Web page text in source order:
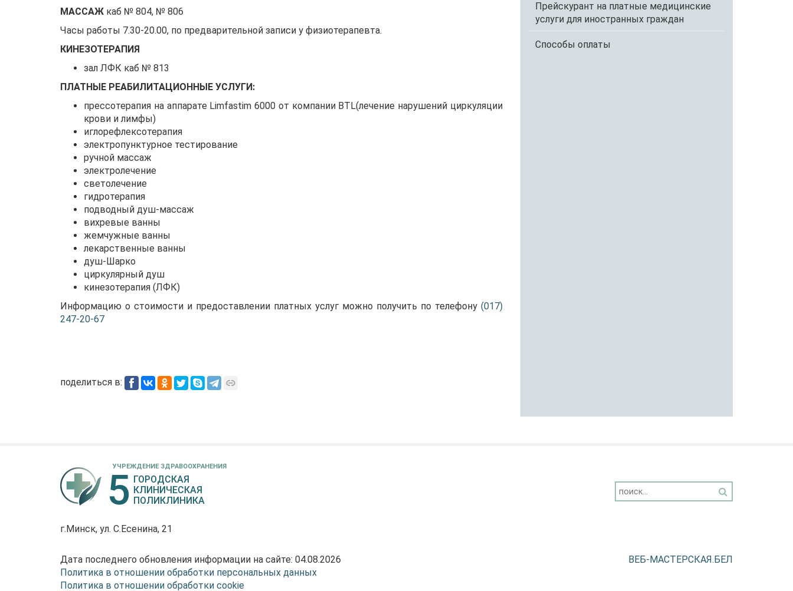
МАССАЖ каб № 804, № 806
Часы работы 7.30-20.00, по предварительной записи у физиотерапевта.
КИНЕЗОТЕРАПИЯ
зал ЛФК каб № 813
ПЛАТНЫЕ РЕАБИЛИТАЦИОННЫЕ УСЛУГИ:
прессотерапия на аппарате Limfastim 6000 от компании BTL(лечение нарушений циркуляции
крови и лимфы)
иглорефлексотерапия
электропунктурное тестирование
ручной массаж
электролечение
светолечение
гидротерапия
подводный душ-массаж
вихревые ванны
жемчужные ванны
лекарственные ванны
душ-Шарко
циркулярный душ
кинезотерапия (ЛФК)
Информацию о стоимости и предоставлении платных услуг можно получить по телефону (017)
247-20-67
поделиться в:
Прейскурант на платные медицинские
услуги для иностранных граждан
Способы оплаты
УЧРЕЖДЕНИЕ ЗДРАВООХРАНЕНИЯ
5 ГОРОДСКАЯ
КЛИНИЧЕСКАЯ
ПОЛИКЛИНИКА
г.Минск, ул. С.Есенина, 21
Дата последнего обновления информации на сайте: 04.08.2026
Политика в отношении обработки персональных данных
Политика в отношении обработки cookie
ВЕБ-МАСТЕРСКАЯ.БЕЛ